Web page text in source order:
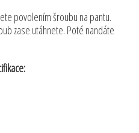
povolením šroubu na pantu.
zase utáhnete. Poté nandáte